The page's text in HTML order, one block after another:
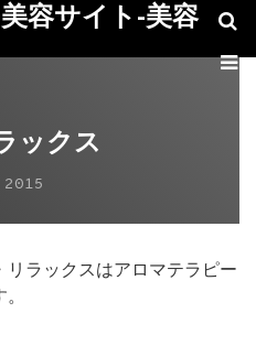
容サイト-美容
ックス
ラックスはアロマテラピー